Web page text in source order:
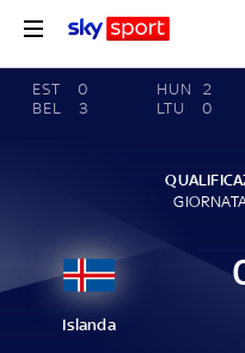
EST
0
BEL
3
HUN
2
LTU
0
Islanda